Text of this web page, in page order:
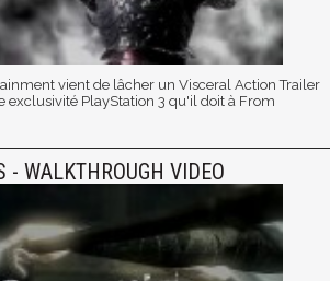
vient de lâcher un Visceral Action Trailer
exclusivité PlayStation 3 qu'il doit à From
- WALKTHROUGH VIDEO